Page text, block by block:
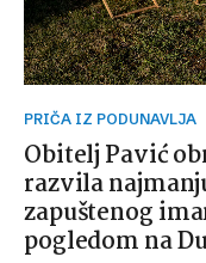
PRIČA IZ PODUNAVLJA
Obitelj Pavić
razvila
zapuštenog
pogledom na